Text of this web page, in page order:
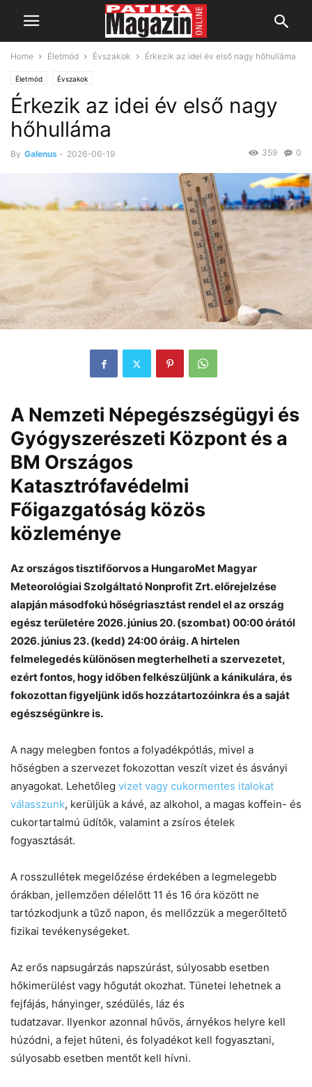
Home Életmód Évszakok Érkezik az idei év első nagy hőhulláma
Életmód Évszakok
Érkezik az idei év első nagy
hőhulláma
By Galenus - 2026-06-19 0
359
A Nemzeti Népegészségügyi és
Gyógyszerészeti Központ és a
BM Országos
Katasztrófavédelmi
Főigazgatóság közös
közleménye
Az országos tisztifőorvos a HungaroMet Magyar
Meteorológiai Szolgáltató Nonprofit Zrt. előrejelzése
alapján másodfokú hőségriasztást rendel el az ország
egész területére 2026. június 20. (szombat) 00:00 órától
2026. június 23. (kedd) 24:00 óráig.Ahirtelen
felmelegedés különösen megterhelheti a szervezetet,
ezért fontos, hogy időben felkészüljünk a kánikulára, és
fokozottan figyeljünk idős hozzátartozóinkra és a saját
egészségünkre is.
A nagy melegben fontos a folyadékpótlás, mivel a
hőségben a szervezet fokozottan veszít vizet és ásványi
anyagokat. Lehetőleg vizet vagy cukormentes italokat
válasszunk, kerüljük a kávé, az alkohol, a magas koffein- és
cukortartalmú üdítők, valamint a zsíros ételek
fogyasztását.
A rosszullétek megelőzése érdekében a legmelegebb
órákban, jellemzően délelőtt 11 és 16 óra között ne
tartózkodjunk a tűző napon, és mellőzzük a megerőltető
fizikai tevékenységeket.
Az erős napsugárzás napszúrást, súlyosabb esetben
hőkimerülést vagy hőgutát okozhat. Tünetei lehetnek a
fejfájás, hányinger, szédülés, láz és
tudatzavar. Ilyenkor azonnal hűvös, árnyékos helyre kell
húzódni, a fejet hűteni, és folyadékot kell fogyasztani,
súlyosabb esetben mentőt kell hívni.